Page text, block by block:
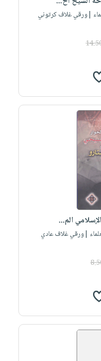
|ورقي غلاف كرتوني
الم...
|ورقي غلاف عادي